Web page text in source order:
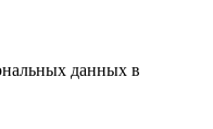
данных в